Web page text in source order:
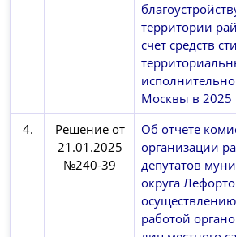
территории
счет средств
Москвы в 2025
4.
Решение от
21.01.2025
№240-39
Об отчете
организации
депутатов
округа
работой